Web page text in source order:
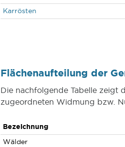
Karrösten
Flächenaufteilung der
Die nachfolgende Tabelle zeigt
zugeordneten Widmung bzw.
Bezeichnung
Wälder